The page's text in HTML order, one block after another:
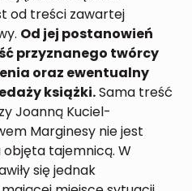
od treści zawartej
Od jej postanowień
przyznanego twórcy
oraz ewentualny
książki.Sama treść
Joanną Kuciel-
Marginesy nie jest
objęta tajemnicą. W
się jednak